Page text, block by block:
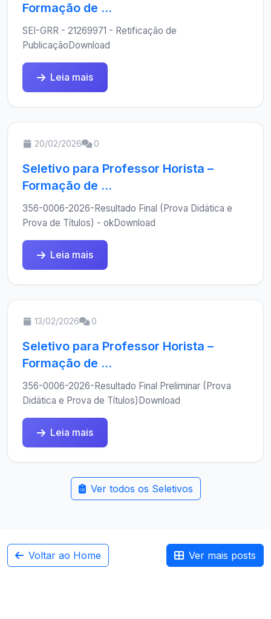
Formação de ...
SEI-GRR - 21269971 - Retificação de
PublicaçãoDownload
Leia mais
20/02/2026 0
Seletivo para Professor Horista –
Formação de ...
356-0006-2026-Resultado Final (Prova Didática e
Prova de Títulos) - okDownload
Leia mais
13/02/2026 0
Seletivo para Professor Horista –
Formação de ...
356-0006-2026-Resultado Final Preliminar (Prova
Didática e Prova de Títulos)Download
Leia mais
Ver todos os Seletivos
Voltar ao Home Ver mais posts